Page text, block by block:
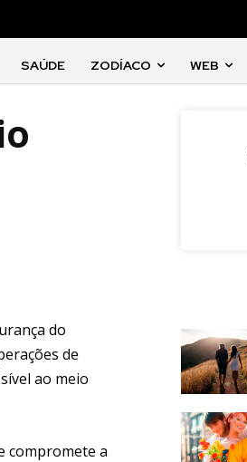
SAÚDE ZODÍACO WEB
do
de
ao meio
compromete a